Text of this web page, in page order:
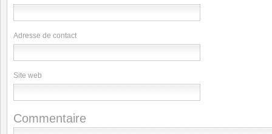
Adresse de contact
Site web
Commentaire